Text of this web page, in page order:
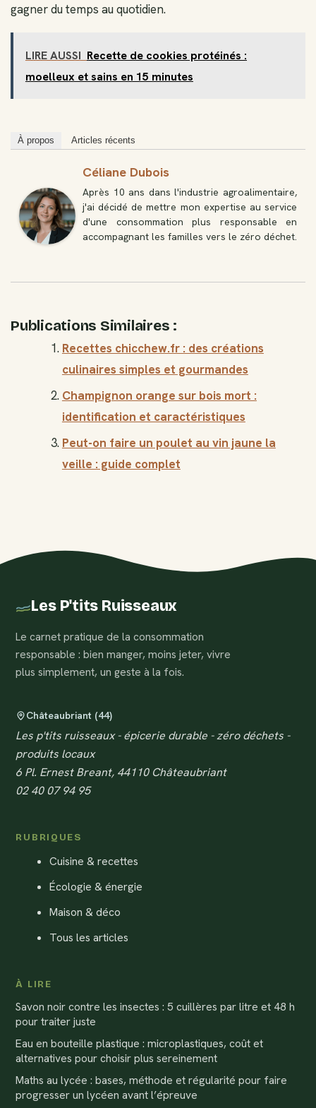
gagner du temps au quotidien.
LIRE AUSSI Recette de cookies protéinés :
moelleux et sains en 15 minutes
À propos Articles récents
Céliane Dubois
Après 10 ans dans l'industrie agroalimentaire,
j'ai décidé de mettre mon expertise au service
d'une consommation plus responsable en
accompagnant les familles vers le zéro déchet.
Publications Similaires :
Recettes chicchew.fr : des créations
culinaires simples et gourmandes
Champignon orange sur bois mort :
identification et caractéristiques
Peut-on faire un poulet au vin jaune la
veille : guide complet
Les P'tits Ruisseaux
Le carnet pratique de la consommation
responsable : bien manger, moins jeter, vivre
plus simplement, un geste à la fois.
Châteaubriant (44)
Les p'tits ruisseaux - épicerie durable - zéro déchets -
produits locaux
6 Pl. Ernest Breant, 44110 Châteaubriant
02 40 07 94 95
RUBRIQUES
Cuisine & recettes
Écologie & énergie
Maison & déco
Tous les articles
À LIRE
Savon noir contre les insectes : 5 cuillères par litre et 48 h
pour traiter juste
Eau en bouteille plastique : microplastiques, coût et
alternatives pour choisir plus sereinement
Maths au lycée : bases, méthode et régularité pour faire
progresser un lycéen avant l’épreuve